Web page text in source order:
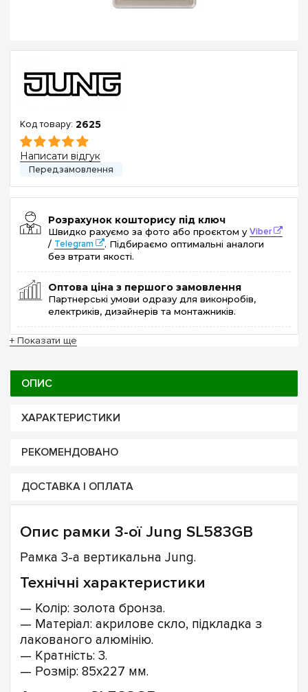
2625
Написати відгук
Розрахунок кошторису під ключ
Швидко рахуємо за фото або проєктом уViber
/ Telegram
. Підбираємо оптимальні аналоги
без втрати якості.
Оптова ціна з першого замовлення
Партнерські умови одразу для виконробів,
електриків, дизайнерів та монтажників.
+ Показати ще
ОПИС
ХАРАКТЕРИСТИКИ
РЕКОМЕНДОВАНО
ДОСТАВКА І ОПЛАТА
Опис рамки 3-ої Jung SL583GB
Рамка 3-а вертикальна Jung.
Технічні характеристики
— Колір: золота бронза.
— Матеріал: акрилове скло, підкладка з
лакованого алюмінію.
— Кратність: 3.
— Розмір: 85х227 мм.